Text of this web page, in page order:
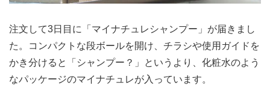
注文して3日目に「マイナチュレシャンプー」が届きまし
た。コンパクトな段ボールを開け、チラシや使用ガイドを
かき分けると「シャンプー？」というより、化粧水のよう
なパッケージのマイナチュレが入っています。